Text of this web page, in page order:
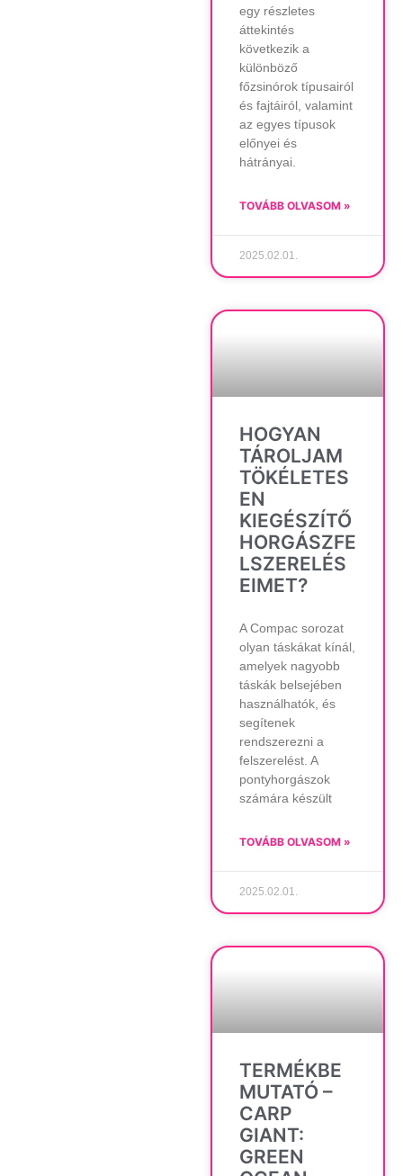
egy részletes
áttekintés
következik a
különböző
főzsinórok típusairól
és fajtáiról, valamint
az egyes típusok
előnyei és
hátrányai.
TOVÁBB OLVASOM »
2025.02.01.
HOGYAN
TÁROLJAM
TÖKÉLETES
EN
KIEGÉSZÍTŐ
HORGÁSZFE
LSZERELÉS
EIMET?
A Compac sorozat
olyan táskákat kínál,
amelyek nagyobb
táskák belsejében
használhatók, és
segítenek
rendszerezni a
felszerelést. A
pontyhorgászok
számára készült
TOVÁBB OLVASOM »
2025.02.01.
TERMÉKBE
MUTATÓ –
CARP
GIANT:
GREEN